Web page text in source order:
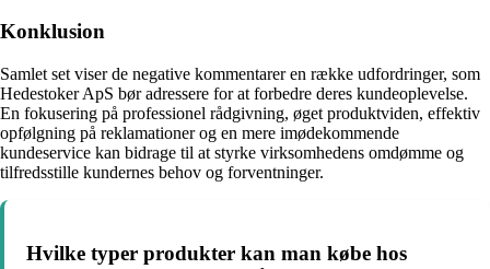
Konklusion
Samlet set viser de negative kommentarer en række udfordringer, som
Hedestoker ApS bør adressere for at forbedre deres kundeoplevelse.
En fokusering på professionel rådgivning, øget produktviden, effektiv
opfølgning på reklamationer og en mere imødekommende
kundeservice kan bidrage til at styrke virksomhedens omdømme og
tilfredsstille kundernes behov og forventninger.
Hvilke typer produkter kan man købe hos